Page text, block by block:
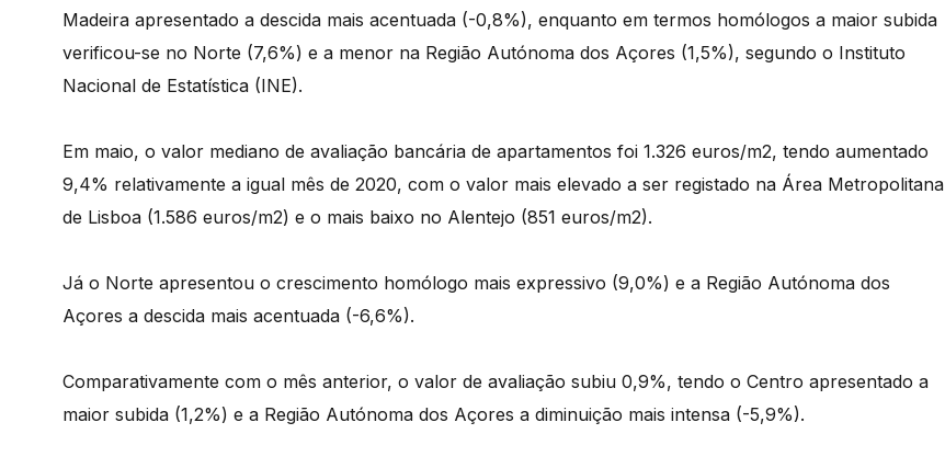
Madeira apresentado a descida mais acentuada (-0,8%), enquanto em termos homólogos a maior subida
verificou-se no Norte (7,6%) e a menor na Região Autónoma dos Açores (1,5%), segundo o Instituto
Nacional de Estatística (INE).
Em maio, o valor mediano de avaliação bancária de apartamentos foi 1.326 euros/m2, tendo aumentado
9,4% relativamente a igual mês de 2020, com o valor mais elevado a ser registado na Área Metropolitana
de Lisboa (1.586 euros/m2) e o mais baixo no Alentejo (851 euros/m2).
Já o Norte apresentou o crescimento homólogo mais expressivo (9,0%) e a Região Autónoma dos
Açores a descida mais acentuada (-6,6%).
Comparativamente com o mês anterior, o valor de avaliação subiu 0,9%, tendo o Centro apresentado a
maior subida (1,2%) e a Região Autónoma dos Açores a diminuição mais intensa (-5,9%).